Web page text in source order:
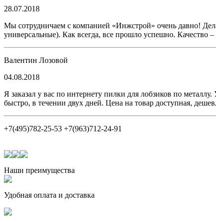
28.07.2018
Мы сотрудничаем с компанией «Инжстрой» очень давно!
универсальные). Как всегда, все прошло успешно. Качество
Валентин Лозовой
04.08.2018
Я заказал у вас по интернету пилки для лобзиков по
быстро, в течении двух дней. Цена на товар доступная,
+7(495)782-25-53 +7(963)712-24-91
Наши преимущества
Удобная оплата и доставка